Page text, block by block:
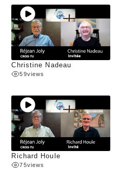
Christine Nadeau
59views
Richard Houle
75views